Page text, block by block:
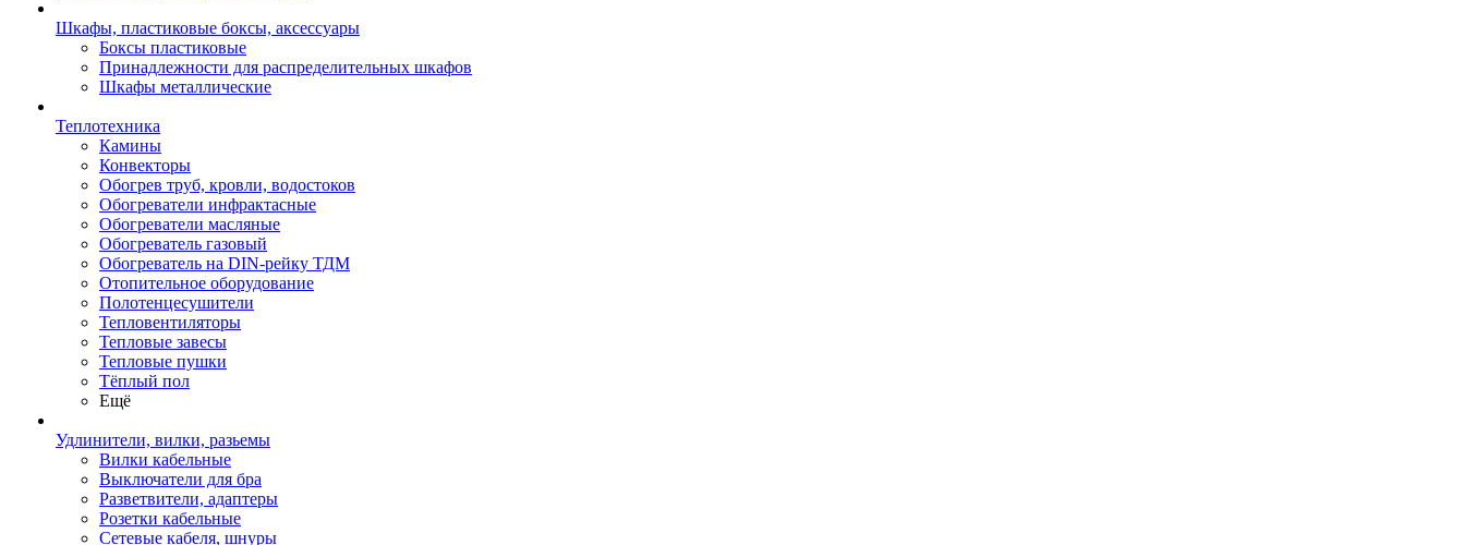
Шкафы, пластиковые боксы, аксессуары
Боксы пластиковые
Принадлежности для распределительных шкафов
Шкафы металлические
Теплотехника
Камины
Конвекторы
Обогрев труб, кровли, водостоков
Обогреватели инфрактасные
Обогреватели масляные
Обогреватель газовый
Обогреватель на DIN-рейку ТДМ
Отопительное оборудование
Полотенцесушители
Тепловентиляторы
Тепловые завесы
Тепловые пушки
Тёплый пол
Ещё
Удлинители, вилки, разьемы
Вилки кабельные
Выключатели для бра
Разветвители, адаптеры
Розетки кабельные
Сетевые кабеля, шнуры